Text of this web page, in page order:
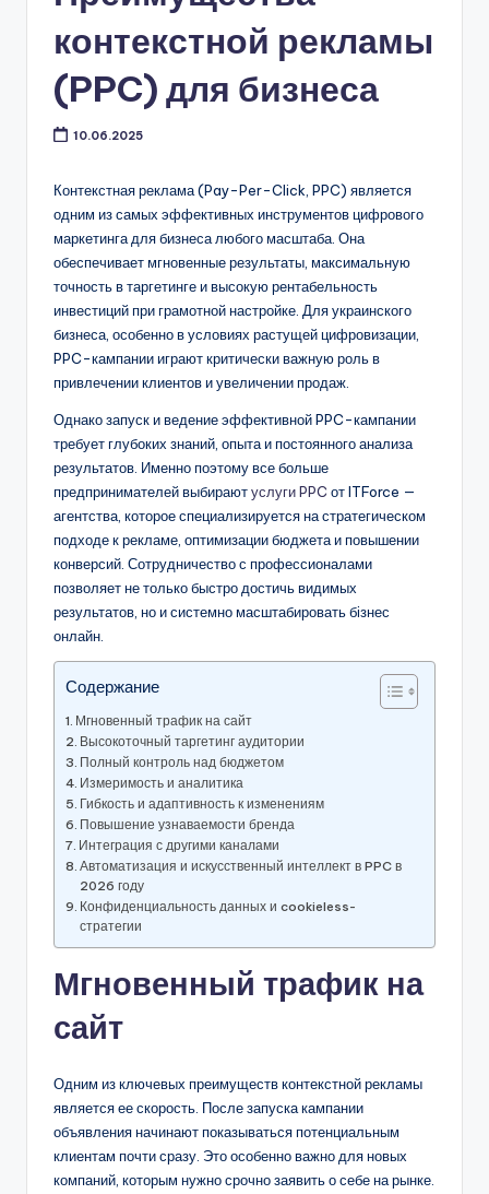
контекстной рекламы
(PPC) для бизнеса
10.06.2025
Контекстная реклама (Pay-Per-Click, PPC) является
одним из самых эффективных инструментов цифрового
маркетинга для бизнеса любого масштаба. Она
обеспечивает мгновенные результаты, максимальную
точность в таргетинге и высокую рентабельность
инвестиций при грамотной настройке. Для украинского
бизнеса, особенно в условиях растущей цифровизации,
PPC-кампании играют критически важную роль в
привлечении клиентов и увеличении продаж.
Однако запуск и ведение эффективной PPC-кампании
требует глубоких знаний, опыта и постоянного анализа
результатов. Именно поэтому все больше
предпринимателей выбираютуслуги PPC от ITForce —
агентства, которое специализируется на стратегическом
подходе к рекламе, оптимизации бюджета и повышении
конверсий. Сотрудничество с профессионалами
позволяет не только быстро достичь видимых
результатов, но и системно масштабировать бізнес
онлайн.
Содержание
Мгновенный трафик на сайт
Высокоточный таргетинг аудитории
Полный контроль над бюджетом
Измеримость и аналитика
Гибкость и адаптивность к изменениям
Повышение узнаваемости бренда
Интеграция с другими каналами
Автоматизация и искусственный интеллект в PPC в
2026 году
Конфиденциальность данных и cookieless-
стратегии
Мгновенный трафик на
сайт
Одним из ключевых преимуществ контекстной рекламы
является ее скорость. После запуска кампании
объявления начинают показываться потенциальным
клиентам почти сразу. Это особенно важно для новых
компаний, которым нужно срочно заявить о себе на рынке.